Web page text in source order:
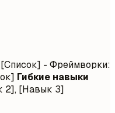
- Фреймворки:
Гибкие навыки
2], [Навык 3]